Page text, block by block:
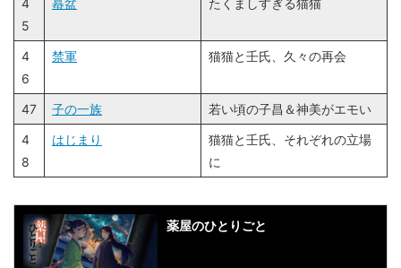
4
5
蟇盆 たくましすぎる猫猫
4
6
禁軍 猫猫と壬氏、久々の再会
47 子の一族
若い頃の子昌＆神美がエモい
4
8
はじまり
猫猫と壬氏、それぞれの立場
に
薬屋のひとりごと